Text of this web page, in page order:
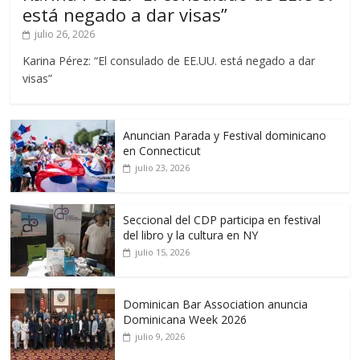
está negado a dar visas”
julio 26, 2026
Karina Pérez: “El consulado de EE.UU. está negado a dar
visas”
Anuncian Parada y Festival dominicano
en Connecticut
julio 23, 2026
Seccional del CDP participa en festival
del libro y la cultura en NY
julio 15, 2026
Dominican Bar Association anuncia
Dominicana Week 2026
julio 9, 2026